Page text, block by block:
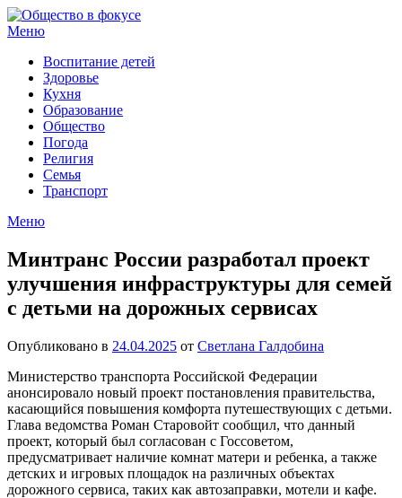
Перейти
к
Меню
Воспитание детей
Здоровье
Кухня
Образование
Общество
Погода
Религия
Семья
Транспорт
Меню
Минтранс России разработал проект
улучшения инфраструктуры для семей
с детьми на дорожных сервисах
Опубликовано в 24.04.2025 от Светлана Галдобина
Министерство транспорта Российской Федерации
анонсировало новый проект постановления правительства,
касающийся повышения комфорта путешествующих с детьми.
Глава ведомства Роман Старовойт сообщил, что данный
проект, который был согласован с Госсоветом,
предусматривает наличие комнат матери и ребенка, а также
детских и игровых площадок на различных объектах
дорожного сервиса, таких как автозаправки, мотели и кафе.